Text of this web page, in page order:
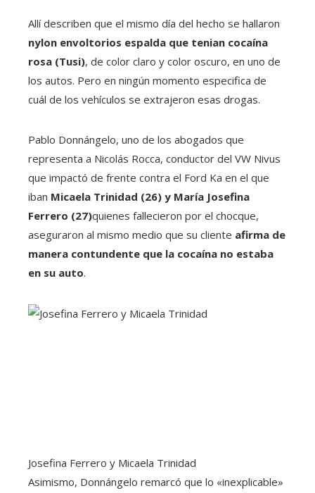
Allí describen que el mismo día del hecho se hallaron
nylon envoltorios espalda que tenian cocaína
rosa (Tusi), de color claro y color oscuro, en uno de
los autos. Pero en ningún momento especifica de
cuál de los vehículos se extrajeron esas drogas.
Pablo Donnángelo, uno de los abogados que
representa a Nicolás Rocca, conductor del VW Nivus
que impactó de frente contra el Ford Ka en el que
iban Micaela Trinidad (26) y María Josefina
Ferrero (27)quienes fallecieron por el chocque,
aseguraron al mismo medio que su cliente afirma de
manera contundente que la cocaína no estaba
en su auto.
Josefina Ferrero y Micaela Trinidad
Asimismo, Donnángelo remarcó que lo «inexplicable»